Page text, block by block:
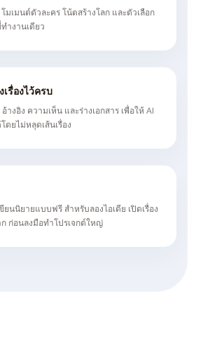
มเมนต์ตัวละคร โน้ตสร้างโลก และตัวเลือก
ำงานเดียว
รื่องไว้ครบ
างอิง ความเห็น และร่างเอกสาร เพื่อให้ AI
ดยไม่หลุดเส้นเรื่อง
ยนนิยายแบบฟรี สำหรับลองไอเดีย เปิดเรื่อง
ก่อนลงมือทำโปรเจกต์ใหญ่